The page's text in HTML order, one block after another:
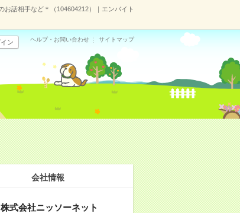
話相手など＊（104604212）｜エンバイト
ン ヘルプ・お問い合わせ サイトマップ
会社情報
株式会社ニッソーネット